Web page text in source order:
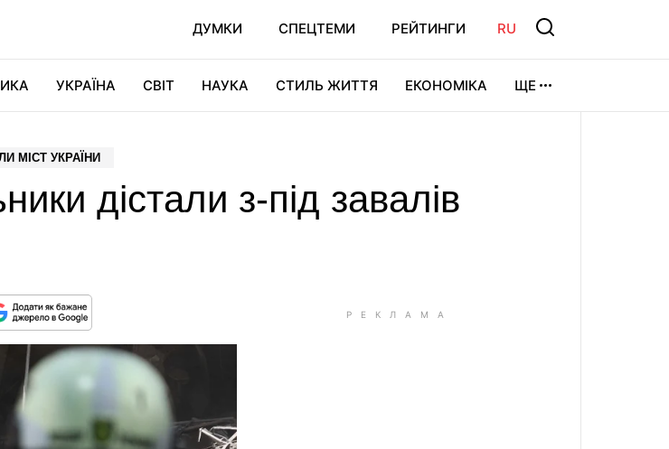
ДУМКИ СПЕЦТЕМИ РЕЙТИНГИ RU
УКРАЇНА СВІТ НАУКА СТИЛЬ ЖИТТЯ ЕКОНОМІКА ЩЕ
МІСТ УКРАЇНИ
дістали з-під завалів